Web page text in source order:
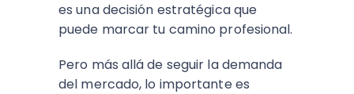
es una decisión estratégica que
puede marcar tu camino profesional.
Pero más allá de seguir la demanda
del mercado, lo importante es